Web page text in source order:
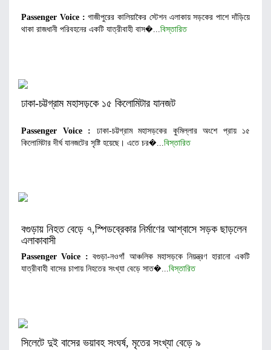
Passenger Voice : গাজীপুরের কালিয়াকৈর স্টেশন এলাকায় সড়কের পাশে দাঁড়িয়ে
থাকা রাজধানী পরিবহনের একটি যাত্রীবাহী বাস�...বিস্তারিত
ঢাকা-চট্টগ্রাম মহাসড়কে ১৫ কিলোমিটার যানজট
Passenger Voice : ঢাকা-চট্টগ্রাম মহাসড়কের কুমিল্লার অংশে প্রায় ১৫
কিলোমিটার দীর্ঘ যানজটের সৃষ্টি হয়েছে। এতে চর�...বিস্তারিত
বগুড়ায় নিহত বেড়ে ৭,স্পিডব্রেকার নির্মাণের আশ্বাসে সড়ক ছাড়লেন
এলাকাবাসী
Passenger Voice : বগুড়া-নওগাঁ আঞ্চলিক মহাসড়কে নিয়ন্ত্রণ হারানো একটি
যাত্রীবাহী বাসের চাপায় নিহতের সংখ্যা বেড়ে সাত�...বিস্তারিত
সিলেটে দুই বাসের ভয়াবহ সংঘর্ষ, মৃতের সংখ্যা বেড়ে ৯